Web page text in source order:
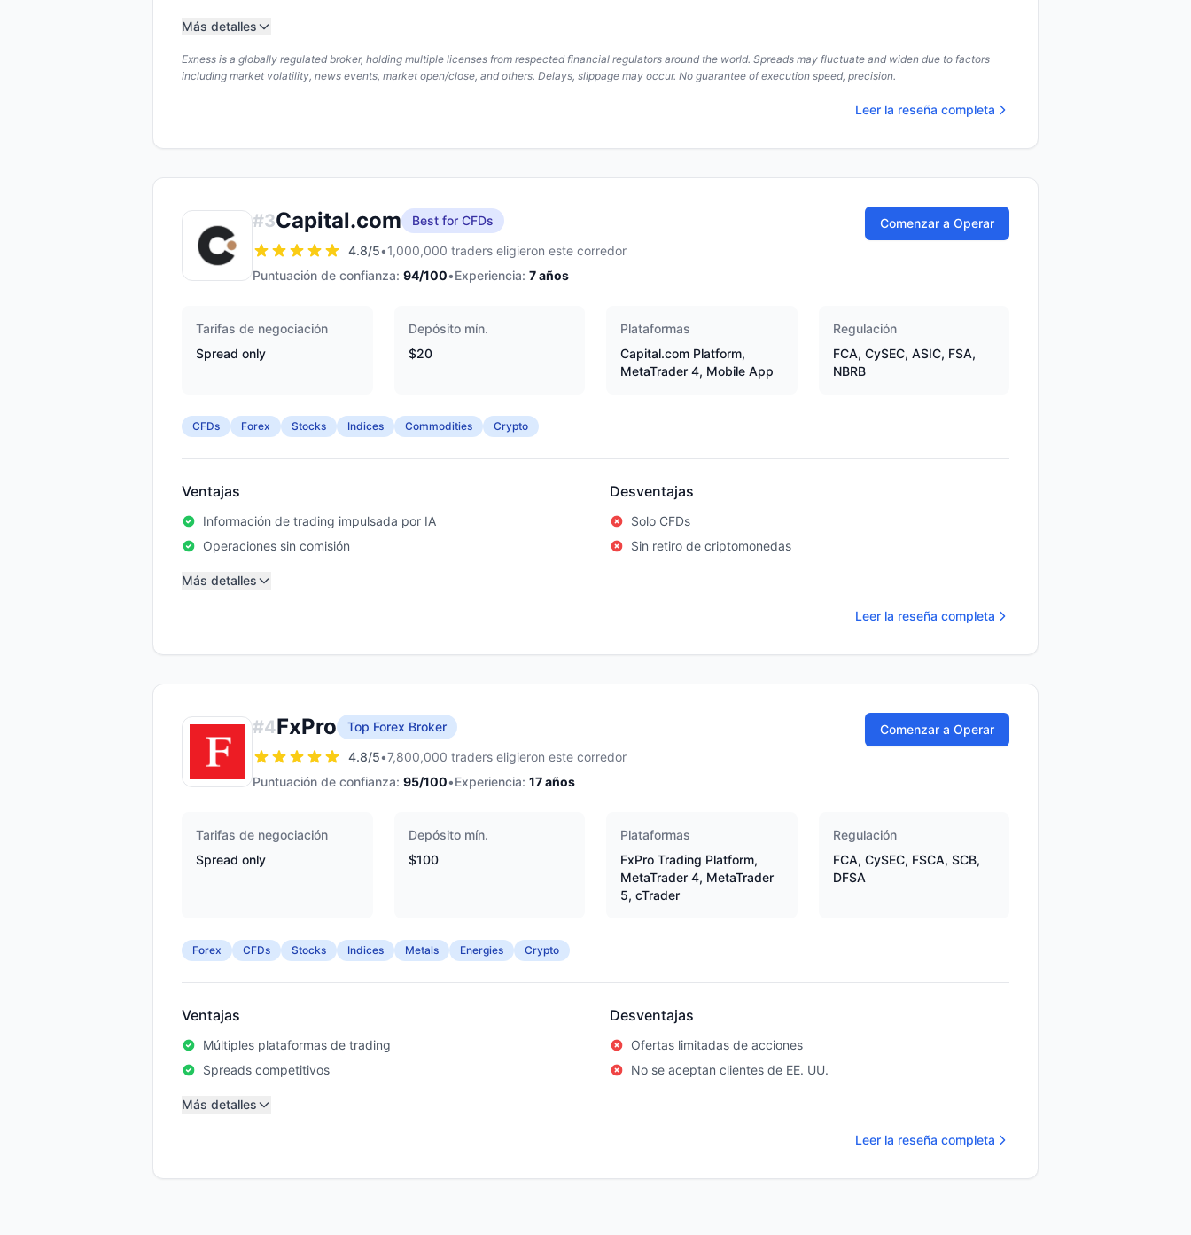
Más detalles
Exness is a globally regulated broker, holding multiple licenses from respected financial regulators around the world. Spreads may fluctuate and widen due to factors
including market volatility, news events, market open/close, and others. Delays, slippage may occur. No guarantee of execution speed, precision.
Leer la reseña completa
#3Capital.com
Best for CFDs
4.8/5•1,000,000 traders eligieron este corredor
Puntuación de confianza: 94/100•Experiencia: 7años
Comenzar a Operar
Tarifas de negociación
Spread only
Depósito mín.
$20
Plataformas
Capital.com Platform,
MetaTrader 4, Mobile App
Regulación
FCA, CySEC, ASIC, FSA,
NBRB
CFDs Forex Stocks Indices Commodities Crypto
Ventajas
Información de trading impulsada por IA
Operaciones sin comisión
Desventajas
Solo CFDs
Sin retiro de criptomonedas
Más detalles
Leer la reseña completa
#4FxPro
Top Forex Broker
4.8/5•7,800,000 traders eligieron este corredor
Puntuación de confianza: 95/100•Experiencia: 17años
Comenzar a Operar
Tarifas de negociación
Spread only
Depósito mín.
$100
Plataformas
FxPro Trading Platform,
MetaTrader 4, MetaTrader
5, cTrader
Regulación
FCA, CySEC, FSCA, SCB,
DFSA
Forex CFDs Stocks Indices Metals Energies Crypto
Ventajas
Múltiples plataformas de trading
Spreads competitivos
Desventajas
Ofertas limitadas de acciones
No se aceptan clientes de EE. UU.
Más detalles
Leer la reseña completa